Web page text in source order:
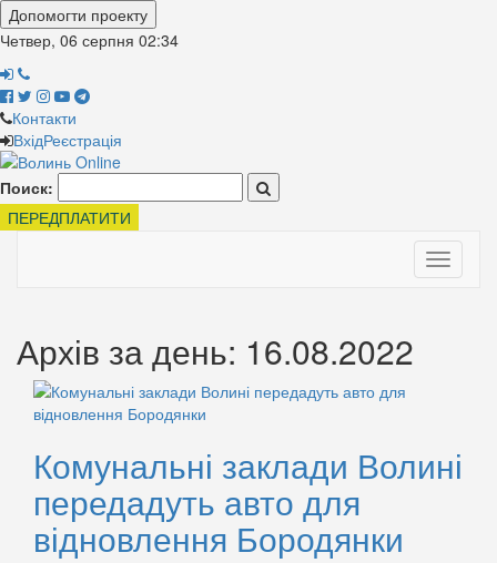
Допомогти проекту
Четвер, 06 серпня 02:34
Контакти
ВхідРеєстрація
Поиск:
ПЕРЕДПЛАТИТИ
Toggle
Архів за день: 16.08.2022
Комунальні заклади Волині
передадуть авто для
відновлення Бородянки